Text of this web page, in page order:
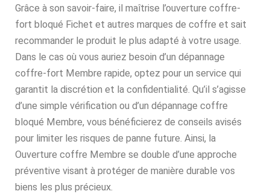
Grâce à son savoir-faire, il maîtrise l’ouverture coffre-
fort bloqué Fichet et autres marques de coffre et sait
recommander le produit le plus adapté à votre usage.
Dans le cas où vous auriez besoin d’un dépannage
coffre-fort Membre rapide, optez pour un service qui
garantit la discrétion et la confidentialité. Qu’il s’agisse
d’une simple vérification ou d’un dépannage coffre
bloqué Membre, vous bénéficierez de conseils avisés
pour limiter les risques de panne future. Ainsi, la
Ouverture coffre Membre se double d’une approche
préventive visant à protéger de manière durable vos
biens les plus précieux.